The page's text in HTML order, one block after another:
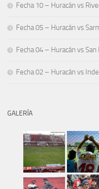
Fecha 10 – Huracán vs
Fecha 05 – Huracán vs
Fecha 04 – Huracán vs San
Fecha 02 – Huracán vs
GALERÍA